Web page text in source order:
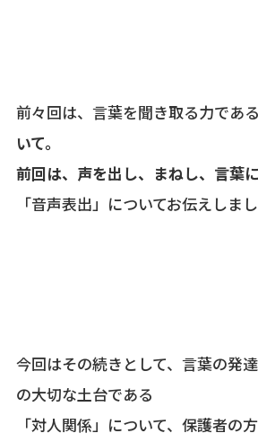
前々回は、言葉を聞き取る力であ
いて。
前回は、声を出し、まねし、言葉
「音声表出」についてお伝えしまし
今回はその続きとして、言葉の発
の大切な土台である
「対人関係」について、保護者の